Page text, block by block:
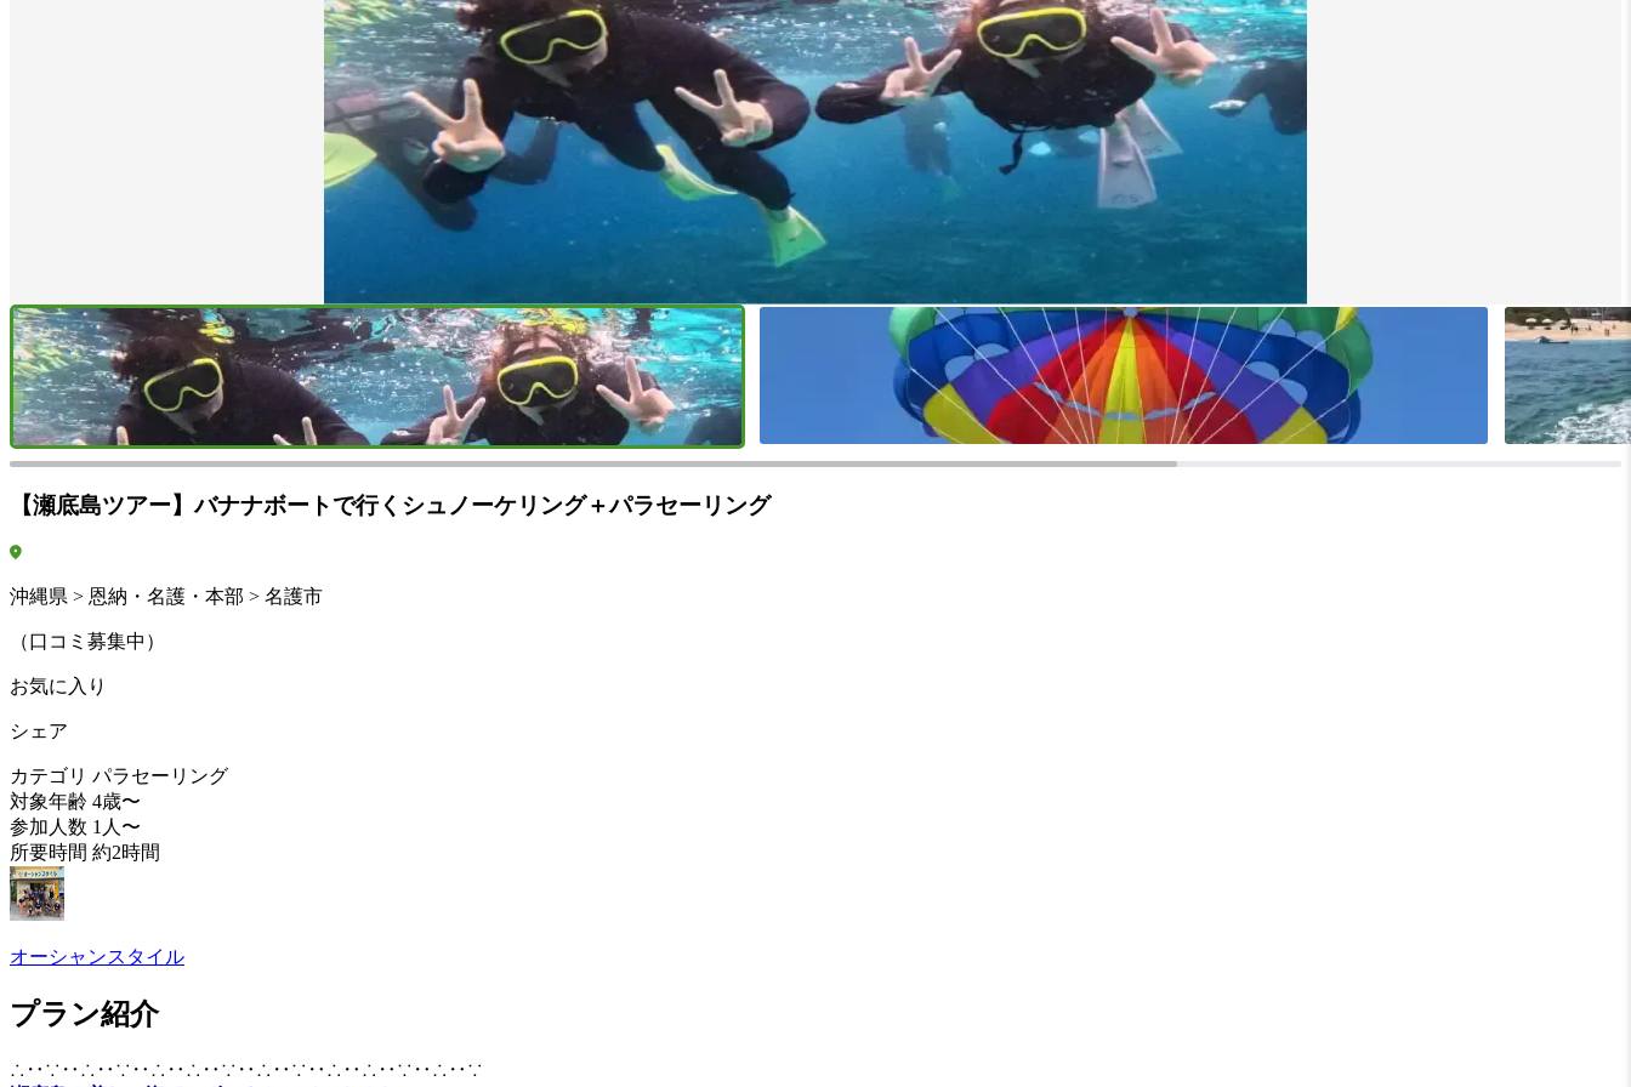
【瀬底島ツアー】バナナボートで行くシュノーケリング＋パラセーリング
沖縄県 > 恩納・名護・本部 > 名護市
（口コミ募集中）
お気に入り
シェア
カテゴリ パラセーリング
対象年齢 4歳〜
参加人数 1人〜
所要時間 約2時間
オーシャンスタイル
プラン紹介
∴‥∵‥∴‥∵‥∴‥∴‥∵‥∴‥∵‥∴‥∴‥∵‥∴‥∵